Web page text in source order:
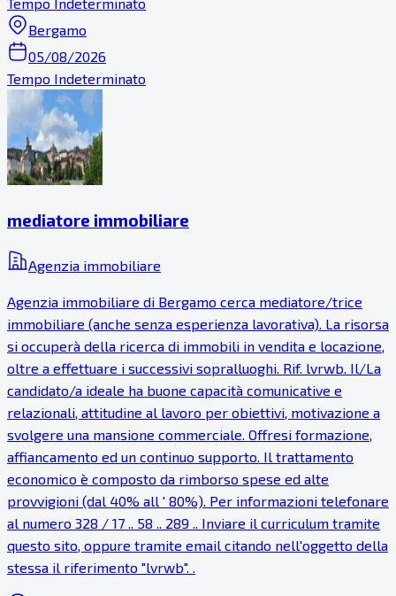
Bergamo
05/08/2026
Tempo Indeterminato
mediatore immobiliare
Agenzia immobiliare
Agenzia immobiliare di Bergamo cerca mediatore/trice
immobiliare (anche senza esperienza lavorativa). La risorsa
si occuperà della ricerca di immobili in vendita e locazione,
oltre a effettuare i successivi sopralluoghi. Rif. lvrwb. Il/La
candidato/a ideale ha buone capacità comunicative e
relazionali, attitudine al lavoro per obiettivi, motivazione a
svolgere una mansione commerciale. Offresi formazione,
affiancamento ed un continuo supporto. Il trattamento
economico è composto da rimborso spese ed alte
provvigioni (dal 40% all ' 80%). Per informazioni telefonare
al numero 328 / 17 .. 58 .. 289 .. Inviare il curriculum tramite
questo sito, oppure tramite email citando nell'oggetto della
stessa il riferimento "lvrwb". .